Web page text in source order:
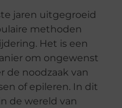
jaren uitgegroeid
methoden
Het is een
om ongewenst
de noodzaak van
of epileren. In dit
de wereld van